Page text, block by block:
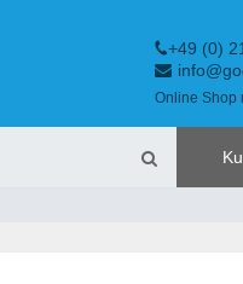
+49 (0)
Online Shop